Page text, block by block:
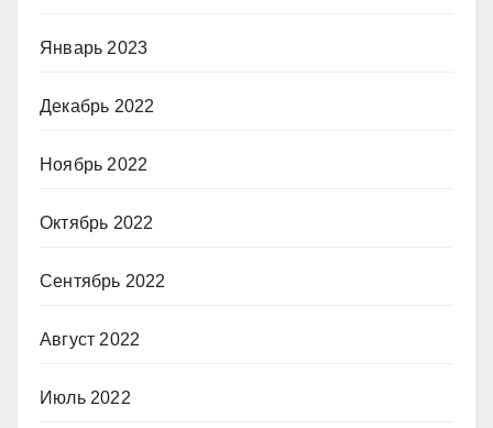
Январь 2023
Декабрь 2022
Ноябрь 2022
Октябрь 2022
Сентябрь 2022
Август 2022
Июль 2022